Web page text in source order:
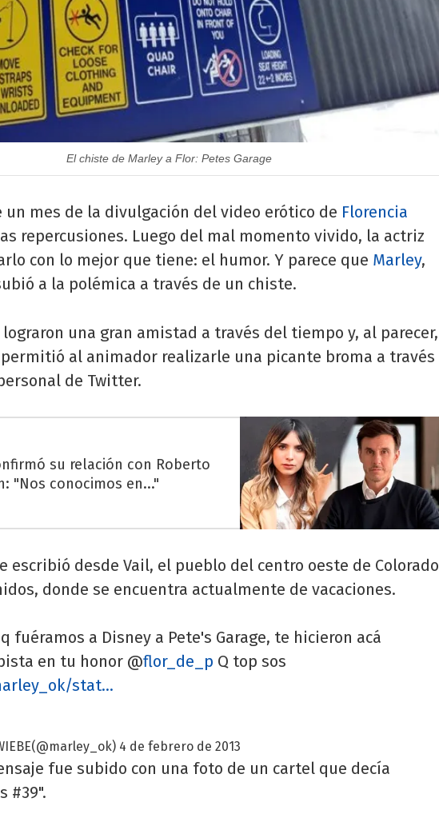
El chiste de Marley a Flor: Petes Garage
un mes de la divulgación del video erótico de Florencia
repercusiones. Luego del mal momento vivido, la actriz
con lo mejor que tiene: el humor. Y parece que Marley,
a la polémica a través de un chiste.
lograron una gran amistad a través del tiempo y, al parecer,
al animador realizarle una picante broma a través
de Twitter.
su relación con Roberto
"Nos conocimos en..."
escribió desde Vail, el pueblo del centro oeste de Colorado
donde se encuentra actualmente de vacaciones.
fuéramos a Disney a Pete's Garage, te hicieron acá
en tu honor @flor_de_p Q top sos
stat…
4 de febrero de 2013
fue subido con una foto de un cartel que decía
#39".